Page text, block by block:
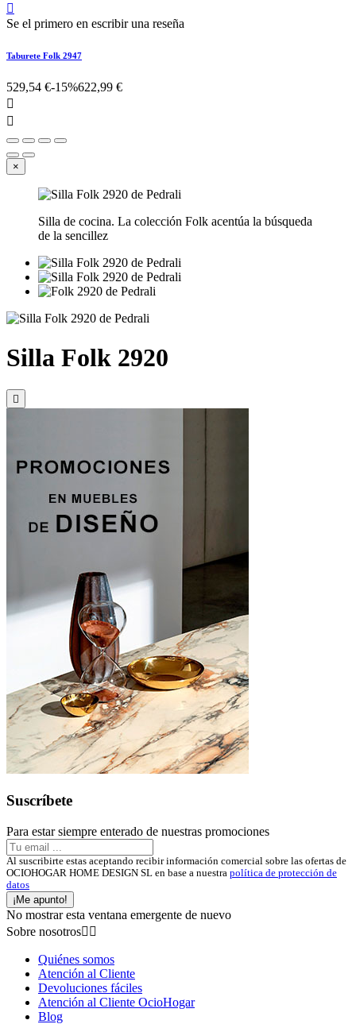

Se el primero en escribir una reseña
Taburete Folk 2947
529,54 €-15%622,99 €


×
Silla de cocina. La colección Folk acentúa la búsqueda
de la sencillez
Silla Folk 2920

Suscríbete
Para estar siempre enterado de nuestras promociones
Al suscribirte estas aceptando recibir información comercial sobre las ofertas de
OCIOHOGAR HOME DESIGN SL en base a nuestra política de protección de
datos
¡Me apunto!
No mostrar esta ventana emergente de nuevo
Sobre nosotros 
Quiénes somos
Atención al Cliente
Devoluciones fáciles
Atención al Cliente OcioHogar
Blog